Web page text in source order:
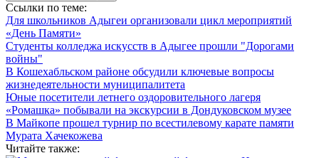
Ссылки по теме:
Для школьников Адыгеи организовали цикл мероприятий
«День Памяти»
Студенты колледжа искусств в Адыгее прошли "Дорогами
войны"
В Кошехабльском районе обсудили ключевые вопросы
жизнедеятельности муниципалитета
Юные посетители летнего оздоровительного лагеря
«Ромашка» побывали на экскурсии в Дондуковском музее
В Майкопе прошел турнир по всестилевому карате памяти
Мурата Хачекожева
Читайте также: